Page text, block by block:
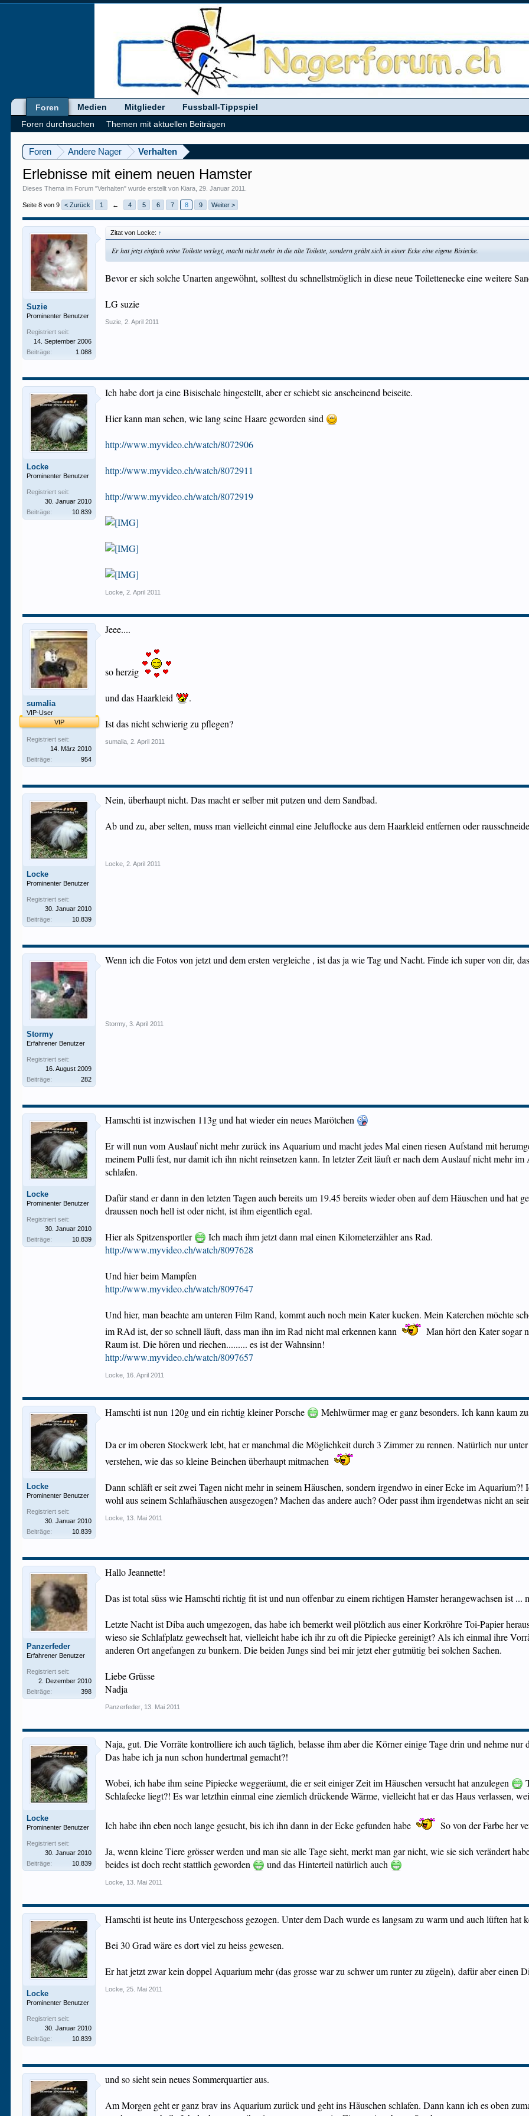
Foren Andere Nager Verhalten
Erlebnisse mit einem neuen Hamster
Dieses Thema im Forum "Verhalten" wurde erstellt von Kiara ,29. Januar 2011
Seite 8 von 9 < Zurück 1 ← 4 5 6 7 8 9 Weiter >
Suzie
Prominenter Benutzer
Registriert seit:
14. September 2006
Beiträge:
1.088
Zitat von Locke: ↑
Er hat jetzt einfach seine Toilette verlegt, macht nicht mehr in die alte Toilette, sondern gräbt sich in einer Ecke eine eigene Bisiecke.
Bevor er sich solche Unarten angewöhnt, solltest du schnellstmöglich in diese neue Toilettenecke eine weitere
LG suzie
Suzie 2. April 2011
Locke
Prominenter Benutzer
Registriert seit:
30. Januar 2010
Beiträge:
10.839
Ich habe dort ja eine Bisischale hingestellt, aber er schiebt sie anscheinend beiseite.
Hier kann man sehen, wie lang seine Haare geworden sind
http://www.myvideo.ch/watch/8072906
http://www.myvideo.ch/watch/8072911
http://www.myvideo.ch/watch/8072919
Locke 2. April 2011
sumalia
VIP-User
VIP
Registriert seit:
14. März 2010
Beiträge:
954
Jeee....
so herzig
und das Haarkleid .
Ist das nicht schwierig zu pflegen?
sumalia 2. April 2011
Locke
Prominenter Benutzer
Registriert seit:
30. Januar 2010
Beiträge:
10.839
Nein, überhaupt nicht. Das macht er selber mit putzen und dem Sandbad.
Ab und zu, aber selten, muss man vielleicht einmal eine Jeluflocke aus dem Haarkleid entfernen oder
Locke 2. April 2011
Stormy
Erfahrener Benutzer
Registriert seit:
16. August 2009
Beiträge:
282
Wenn ich die Fotos von jetzt und dem ersten vergleiche , ist das ja wie Tag und Nacht. Finde ich super von dir,
Stormy 3. April 2011
Locke
Prominenter Benutzer
Registriert seit:
30. Januar 2010
Beiträge:
10.839
Hamschti ist inzwischen 113g und hat wieder ein neues Marötchen
Er will nun vom Auslauf nicht mehr zurück ins Aquarium und macht jedes Mal einen riesen Aufstand mit
meinem Pulli fest, nur damit ich ihn nicht reinsetzen kann. In letzter Zeit läuft er nach dem Auslauf nicht mehr
schlafen.
Dafür stand er dann in den letzten Tagen auch bereits um 19.45 bereits wieder oben auf dem Häuschen und hat
draussen noch hell ist oder nicht, ist ihm eigentlich egal.
Hier als Spitzensportler
Ich mach ihm jetzt dann mal einen Kilometerzähler ans Rad.
http://www.myvideo.ch/watch/8097628
Und hier beim Mampfen
http://www.myvideo.ch/watch/8097647
Und hier, man beachte am unteren Film Rand, kommt auch noch mein Kater kucken. Mein Katerchen möchte
im RAd ist, der so schnell läuft, dass man ihn im Rad nicht mal erkennen kann
Man hört den Kater sogar
Raum ist. Die hören und riechen......... es ist der Wahnsinn!
http://www.myvideo.ch/watch/8097657
Locke 16. April 2011
Locke
Prominenter Benutzer
Registriert seit:
30. Januar 2010
Beiträge:
10.839
Hamschti ist nun 120g und ein richtig kleiner Porsche Mehlwürmer mag er ganz besonders. Ich kann kaum
Da er im oberen Stockwerk lebt, hat er manchmal die Möglichkeit durch 3 Zimmer zu rennen. Natürlich nur
verstehen, wie das so kleine Beinchen überhaupt mitmachen
Dann schläft er seit zwei Tagen nicht mehr in seinem Häuschen, sondern irgendwo in einer Ecke im Aquarium?!
wohl aus seinem Schlafhäuschen ausgezogen? Machen das andere auch? Oder passt ihm irgendetwas nicht an
Locke 13. Mai 2011
Panzerfeder
Erfahrener Benutzer
Registriert seit:
2. Dezember 2010
Beiträge:
398
Hallo Jeannette!
Das ist total süss wie Hamschti richtig fit ist und nun offenbar zu einem richtigen Hamster herangewachsen ist
Letzte Nacht ist Diba auch umgezogen, das habe ich bemerkt weil plötzlich aus einer Korkröhre Toi-Papier
wieso sie Schlafplatz gewechselt hat, vielleicht habe ich ihr zu oft die Pipiecke gereinigt? Als ich einmal ihre
anderen Ort angefangen zu bunkern. Die beiden Jungs sind bei mir jetzt eher gutmütig bei solchen Sachen.
Liebe Grüsse
Nadja
Panzerfeder 13. Mai 2011
Locke
Prominenter Benutzer
Registriert seit:
30. Januar 2010
Beiträge:
10.839
Naja, gut. Die Vorräte kontrolliere ich auch täglich, belasse ihm aber die Körner einige Tage drin und nehme nur
Das habe ich ja nun schon hundertmal gemacht?!
Wobei, ich habe ihm seine Pipiecke weggeräumt, die er seit einiger Zeit im Häuschen versucht hat anzulegen
Schlafecke liegt?! Es war letzthin einmal eine ziemlich drückende Wärme, vielleicht hat er das Haus verlassen,
Ich habe ihn eben noch lange gesucht, bis ich ihn dann in der Ecke gefunden habe So von der Farbe her
Ja, wenn kleine Tiere grösser werden und man sie alle Tage sieht, merkt man gar nicht, wie sie sich verändert
beides ist doch recht stattlich geworden
und das Hinterteil natürlich auch
Locke 13. Mai 2011
Locke
Prominenter Benutzer
Registriert seit:
30. Januar 2010
Beiträge:
10.839
Hamschti ist heute ins Untergeschoss gezogen. Unter dem Dach wurde es langsam zu warm und auch lüften hat
Bei 30 Grad wäre es dort viel zu heiss gewesen.
Er hat jetzt zwar kein doppel Aquarium mehr (das grosse war zu schwer um runter zu zügeln), dafür aber einen
Locke 25. Mai 2011
und so sieht sein neues Sommerquartier aus.
Am Morgen geht er ganz brav ins Aquarium zurück und geht ins Häuschen schlafen. Dann kann ich es oben
Foren
Foren durchsuchen
Themen mit aktuellen Beiträgen
Medien Mitglieder Fussball-Tippspiel